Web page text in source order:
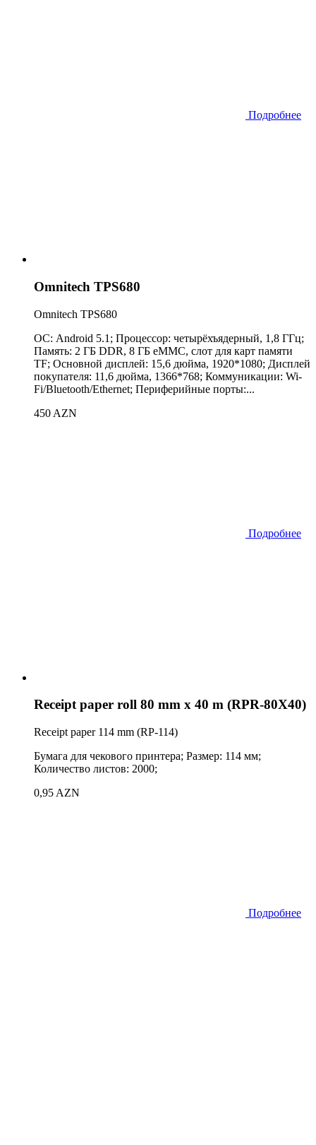
Подробнее
Omnitech TPS680
Omnitech TPS680
ОС: Android 5.1; Процессор: четырёхъядерный, 1,8 ГГц;
Память: 2 ГБ DDR, 8 ГБ eMMC, слот для карт памяти
TF; Основной дисплей: 15,6 дюйма, 1920*1080; Дисплей
покупателя: 11,6 дюйма, 1366*768; Коммуникации: Wi-
Fi/Bluetooth/Ethernet; Периферийные порты:...
450 AZN
Подробнее
Receipt paper roll 80 mm x 40 m (RPR-80X40)
Receipt paper 114 mm (RP-114)
Бумага для чекового принтера; Размер: 114 мм;
Количество листов: 2000;
0,95 AZN
Подробнее